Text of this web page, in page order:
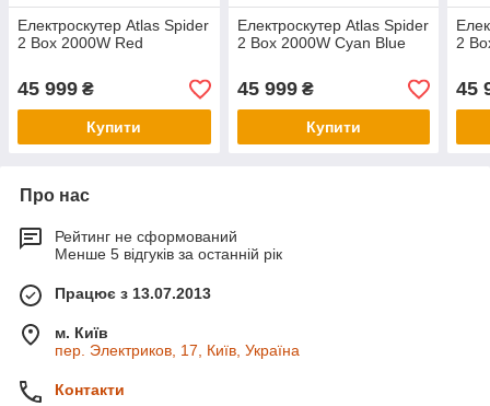
Електроскутер Atlas Spider
2 Box 2000W Red
45 999 ₴
Купити
Електроскутер Atlas Spider
2 Box 2000W Cyan Blue
45 999₴
Купити
2
45
Про нас
Рейтинг не сформований
Менше 5 відгуків за останній рік
Працює з 13.07.2013
м. Київ
пер. Электриков, 17, Київ, Україна
Контакти